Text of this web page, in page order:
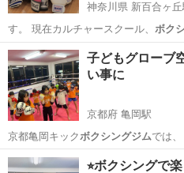
神奈川県 新百合ヶ丘
す。 現在カルチャースクール、 ボク
ます。また元 …
神奈川 川崎市 新百合ヶ丘駅
子どもグローブ
い事に
京都府 亀岡駅
京都亀岡キック ボクシングジムでは
グジム📩 お問い…
京都 亀岡市 亀岡駅 空手/
⭐︎ボクシングで